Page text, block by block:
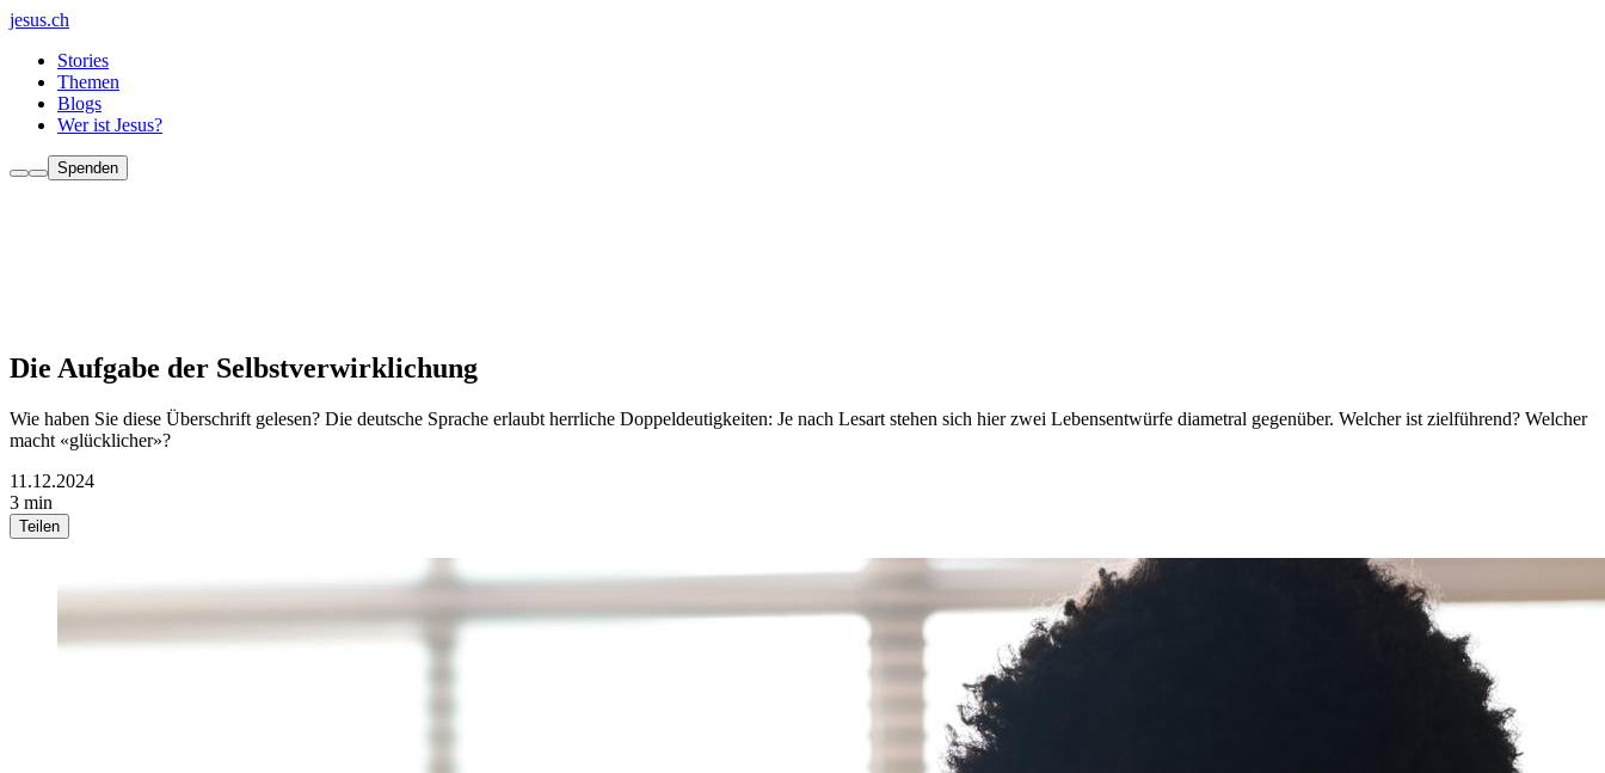
jesus.ch
Stories
Themen
Blogs
Wer ist Jesus?
Spenden
Die Aufgabe der Selbstverwirklichung
Wie haben Sie diese Überschrift gelesen? Die deutsche Sprache erlaubt herrliche Doppeldeutigkeiten: Je nach Lesart stehen sich hier zwei Lebensentwürfe diametral gegenüber. Welcher ist zielführend? Welcher
macht «glücklicher»?
11.12.2024
3 min
Teilen